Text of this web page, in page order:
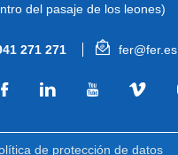
del pasaje de los leones)
271 271 fer@fer.es
de protección de datos